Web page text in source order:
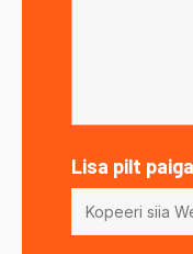
Lisa pilt